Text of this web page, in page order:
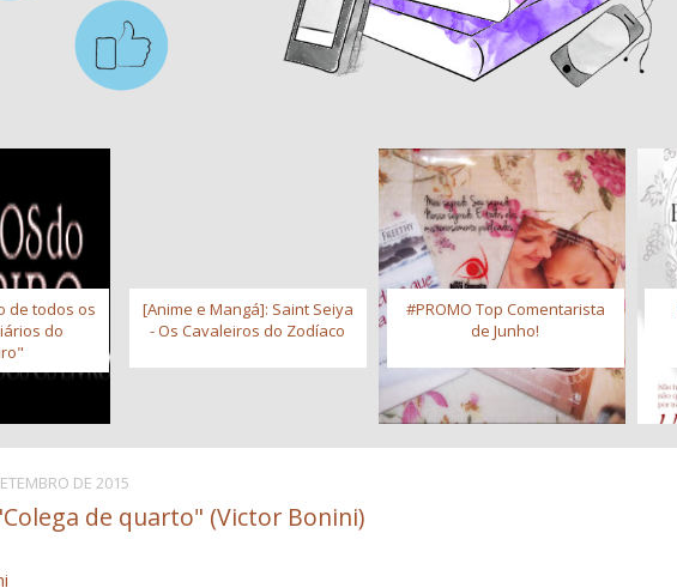
de todos os
do
[Anime e Mangá]: Saint Seiya
- Os Cavaleiros do Zodíaco
#PROMO Top Comentarista
de Junho!
DE 2015
de quarto" (Victor Bonini)